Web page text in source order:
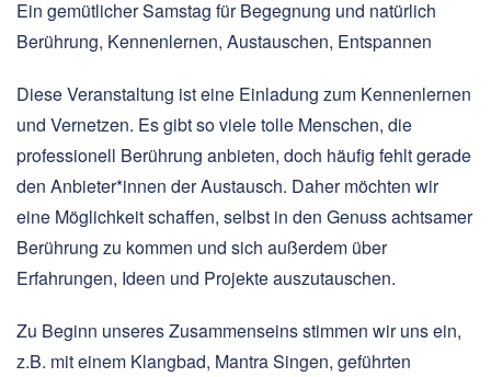
Ein gemütlicher Samstag für Begegnung und natürlich
Berührung, Kennenlernen, Austauschen, Entspannen
Diese Veranstaltung ist eine Einladung zum Kennenlernen
und Vernetzen. Es gibt so viele tolle Menschen, die
professionell Berührung anbieten, doch häufig fehlt gerade
den Anbieter*innen der Austausch. Daher möchten wir
eine Möglichkeit schaffen, selbst in den Genuss achtsamer
Berührung zu kommen und sich außerdem über
Erfahrungen, Ideen und Projekte auszutauschen.
Zu Beginn unseres Zusammenseins stimmen wir uns ein,
z.B. mit einem Klangbad, Mantra Singen, geführten